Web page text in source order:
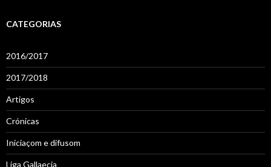
CATEGORIAS
2016/2017
2017/2018
Artigos
Crónicas
Iniciaçom e difusom
Liga Gallaecia